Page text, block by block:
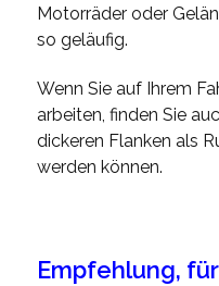
Motorräder oder
so geläufig.
Wenn Sie auf Ihrem
arbeiten, finden Sie
dickeren Flanken als
werden können.
Empfehlung,